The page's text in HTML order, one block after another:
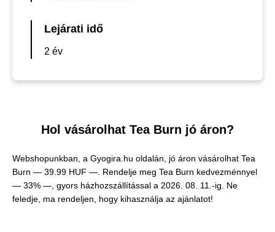
Lejárati idő
2 év
Hol vásárolhat Tea Burn jó áron?
Webshopunkban, a Gyogira.hu oldalán, jó áron vásárolhat Tea
Burn — 39.99 HUF — . Rendelje meg Tea Burn kedvezménnyel
— 33% —, gyors házhozszállítással a 2026. 08. 11.-ig. Ne
feledje, ma rendeljen, hogy kihasználja az ajánlatot!